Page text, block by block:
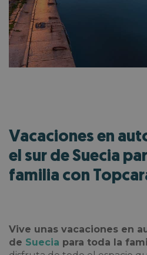
Vacaciones en
el sur de Suecia
familia con
Vive unas vacaciones en
de Suecia para toda la